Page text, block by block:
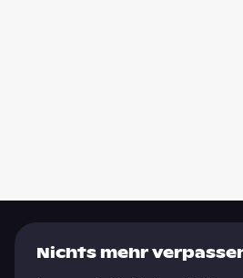
Nichts mehr